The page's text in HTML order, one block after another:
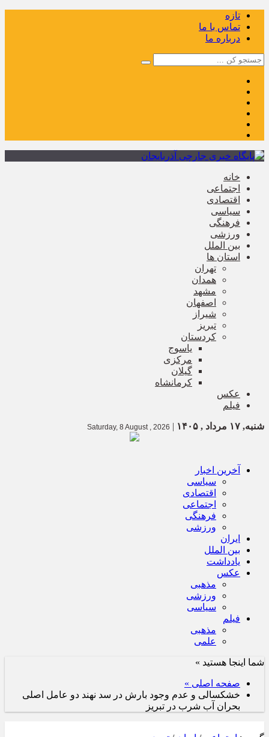
تازه
تماس با ما
درباره ما
خانه
اجتماعی
اقتصادی
سیاسی
فرهنگی
ورزشی
بین الملل
استان ها
تهران
همدان
مشهد
اصفهان
شیراز
تبریز
کردستان
یاسوج
مرکزی
گیلان
کرمانشاه
عکس
فیلم
شنبه, ۱۷ مرداد , ۱۴۰۵ |
Saturday, 8 August , 2026
آخرین اخبار
سیاسی
اقتصادی
اجتماعی
فرهنگی
ورزشی
ایران
بین الملل
یادداشت
عکس
مذهبی
ورزشی
سیاسی
فیلم
مذهبی
علمی
شما اینجا هستید »
صفحه اصلی »
خشکسالی و عدم وجود بارش در سد نهند دو عامل اصلی
بحران آب شرب در تبریز